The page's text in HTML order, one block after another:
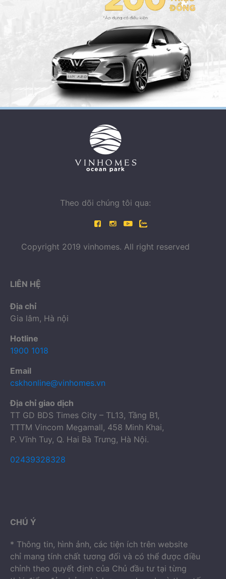
Theo dõi chúng tôi qua:
Copyright 2019 vinhomes. All right reserved
LIÊN HỆ
Địa chỉ
Gia lâm, Hà nội
Hotline
1900 1018
Email
cskhonline@vinhomes.vn
Địa chỉ giao dịch
TT GD BDS Times City – TL13, Tầng B1,
TTTM Vincom Megamall, 458 Minh Khai,
P. Vĩnh Tuy, Q. Hai Bà Trưng, Hà Nội.
02439328328
CHÚ Ý
* Thông tin, hình ảnh, các tiện ích trên website
chỉ mang tính chất tương đối và có thể được điều
chỉnh theo quyết định của Chủ đầu tư tại từng